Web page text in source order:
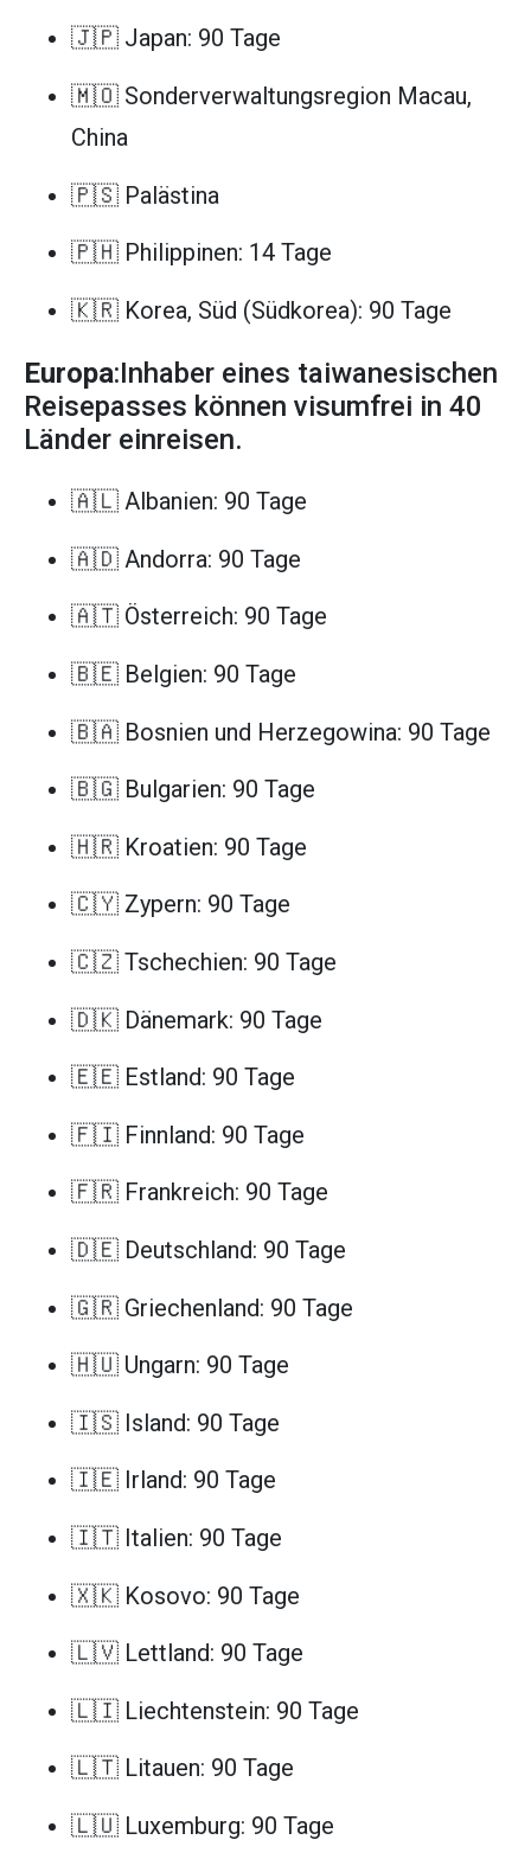
🇯🇵 Japan: 90 Tage
🇲🇴 Sonderverwaltungsregion Macau,
China
🇵🇸 Palästina
🇵🇭 Philippinen: 14 Tage
🇰🇷 Korea, Süd (Südkorea): 90 Tage
Europa:Inhaber eines taiwanesischen
Reisepasses können visumfrei in 40
Länder einreisen.
🇦🇱 Albanien: 90 Tage
🇦🇩 Andorra: 90 Tage
🇦🇹 Österreich: 90 Tage
🇧🇪 Belgien: 90 Tage
🇧🇦 Bosnien und Herzegowina: 90 Tage
🇧🇬 Bulgarien: 90 Tage
🇭🇷 Kroatien: 90 Tage
🇨🇾 Zypern: 90 Tage
🇨🇿 Tschechien: 90 Tage
🇩🇰 Dänemark: 90 Tage
🇪🇪 Estland: 90 Tage
🇫🇮 Finnland: 90 Tage
🇫🇷 Frankreich: 90 Tage
🇩🇪 Deutschland: 90 Tage
🇬🇷 Griechenland: 90 Tage
🇭🇺 Ungarn: 90 Tage
🇮🇸 Island: 90 Tage
🇮🇪 Irland: 90 Tage
🇮🇹 Italien: 90 Tage
🇽🇰 Kosovo: 90 Tage
🇱🇻 Lettland: 90 Tage
🇱🇮 Liechtenstein: 90 Tage
🇱🇹 Litauen: 90 Tage
🇱🇺 Luxemburg: 90 Tage